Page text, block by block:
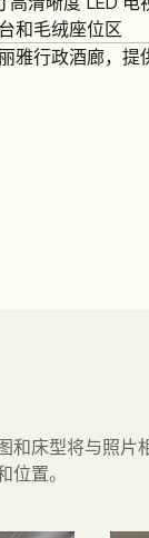
和毛绒座位区
雅行政酒廊，提
和床型将与照片
置。